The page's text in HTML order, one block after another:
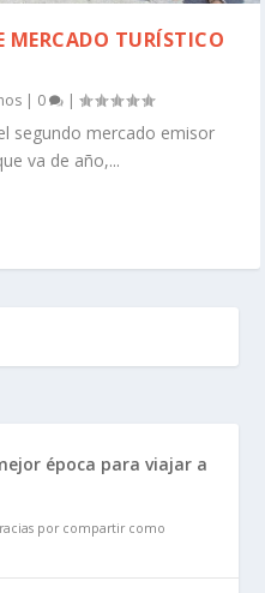
MERCADO TURÍSTICO
| 0 |
segundo mercado emisor
va de año,...
época para viajar a
por compartir como